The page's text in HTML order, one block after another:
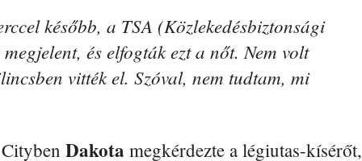
később, a TSA (Közlekedésbiztonsági
és elfogták ezt a nőt. Nem volt
vitték el. Szóval, nem tudtam, mi
Dakota megkérdezte a légiutas-kísérőt,